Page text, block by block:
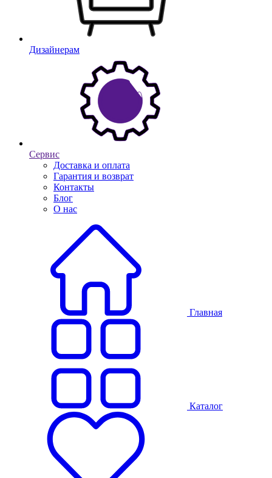
Дизайнерам
Сервис
Доставка и оплата
Гарантия и возврат
Контакты
Блог
О нас
Главная
Каталог